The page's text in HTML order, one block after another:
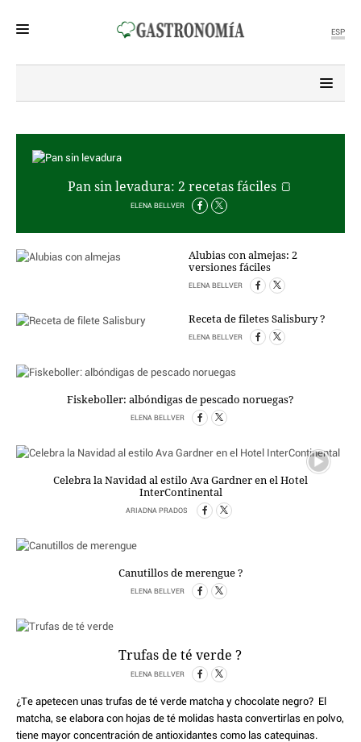
ESP
MUNDO
PERIODISMO
TECNOLOGÍA
GENTE
OTRAS WEBS
CRIMEN Y CASTIGO
EXPERTOS
3SEGUNDOS
VÍDEOS
Fiskeboller: albóndigas de pescado noruegas?
ELENA BELLVER
Celebra la Navidad al estilo Ava Gardner en el Hotel
InterContinental
ARIADNA PRADOS
Canutillos de merengue ?
ELENA BELLVER
Pan sin levadura: 2 recetas fáciles 🍞
ELENA BELLVER
Alubias con almejas: 2
versiones fáciles
ELENA BELLVER
Receta de filetes Salisbury ?
ELENA BELLVER
Trufas de té verde ?
ELENA BELLVER
¿Te apetecen unas trufas de té verde matcha y chocolate negro? El
matcha, se elabora con hojas de té molidas hasta convertirlas en polvo,
tiene mayor concentración de antioxidantes como las catequinas.